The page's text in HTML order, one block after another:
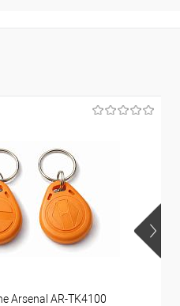
Arsenal AR-TK4100